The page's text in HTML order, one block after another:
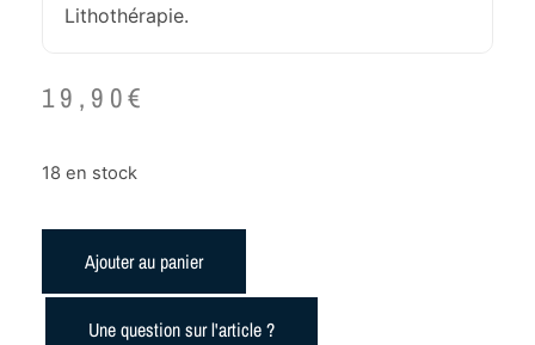
Lithothérapie.
19,90€
18 en stock
Ajouter au panier
Une question sur l'article ?